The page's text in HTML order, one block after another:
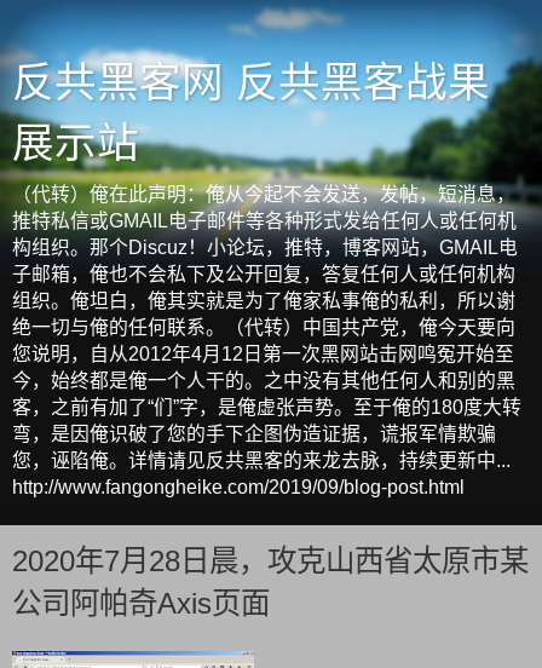
反共黑客网 反共黑客战果
展示站
（代转）俺在此声明：俺从今起不会发送，发帖，短消息，
推特私信或GMAIL电子邮件等各种形式发给任何人或任何机
构组织。那个Discuz！小论坛，推特，博客网站，GMAIL电
子邮箱，俺也不会私下及公开回复，答复任何人或任何机构
组织。俺坦白，俺其实就是为了俺家私事俺的私利，所以谢
绝一切与俺的任何联系。（代转）中国共产党，俺今天要向
您说明，自从2012年4月12日第一次黑网站击网鸣冤开始至
今，始终都是俺一个人干的。之中没有其他任何人和别的黑
客，之前有加了“们”字，是俺虚张声势。至于俺的180度大转
弯，是因俺识破了您的手下企图伪造证据，谎报军情欺骗
您，诬陷俺。详情请见反共黑客的来龙去脉，持续更新中...
http://www.fangongheike.com/2019/09/blog-post.html
2020年7月28日晨，攻克山西省太原市某
公司阿帕奇Axis页面